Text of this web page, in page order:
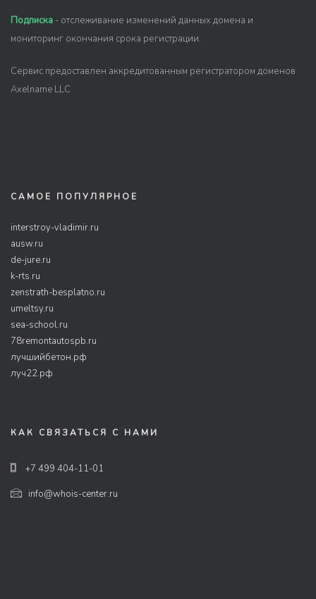
Подписка - отслеживание изменений данных домена и
мониторинг окончания срока регистрации.
Сервис предоставлен аккредитованным регистратором доменов
Axelname LLC
САМОЕ ПОПУЛЯРНОЕ
interstroy-vladimir.ru
ausw.ru
de-jure.ru
k-rts.ru
zenstrath-besplatno.ru
umeltsy.ru
sea-school.ru
78remontautospb.ru
лучшийбетон.рф
луч22.рф
КАК СВЯЗАТЬСЯ С НАМИ
+7 499 404-11-01
info@whois-center.ru